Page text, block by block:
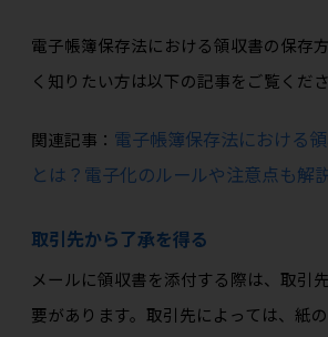
電子帳簿保存法における領収書の保存
く知りたい方は以下の記事をご覧くださ
関連記事： 電子帳簿保存法における
とは？電子化のルールや注意点も解
取引先から了承を得る
メールに領収書を添付する際は、取引
要があります。取引先によっては、紙